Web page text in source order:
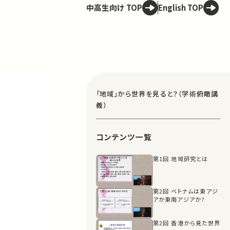
中高生向け TOP English TOP
「地域」から世界を見ると？（学術俯瞰講
義）
コンテンツ一覧
第1回 地域研究とは
第2回 ベトナムは東アジ
アか東南アジアか?
第2回 香港から見た世界